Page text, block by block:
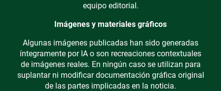
equipo editorial.
Imágenes y materiales gráficos
Algunas imágenes publicadas han sido generadas
íntegramente por IA o son recreaciones contextuales
de imágenes reales. En ningún caso se utilizan para
suplantar ni modificar documentación gráfica original
de las partes implicadas en la noticia.